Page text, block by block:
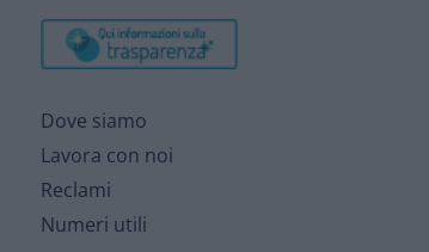
Dove siamo
Lavora con noi
Reclami
Numeri utili